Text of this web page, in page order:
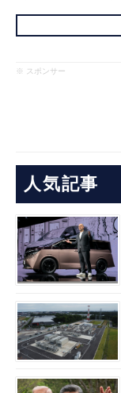
※ スポンサー
人気記事